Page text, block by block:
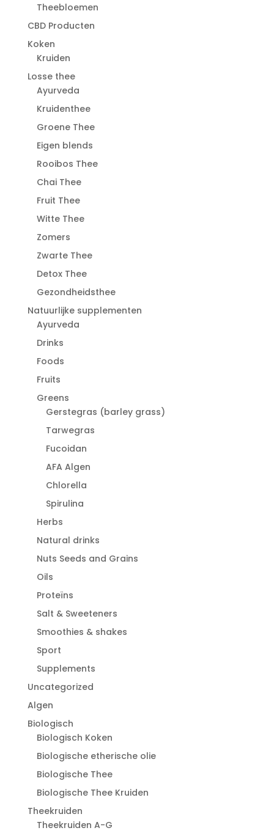
Theebloemen
CBD Producten
Koken
Kruiden
Losse thee
Ayurveda
Kruidenthee
Groene Thee
Eigen blends
Rooibos Thee
Chai Thee
Fruit Thee
Witte Thee
Zomers
Zwarte Thee
Detox Thee
Gezondheidsthee
Natuurlijke supplementen
Ayurveda
Drinks
Foods
Fruits
Greens
Gerstegras (barley grass)
Tarwegras
Fucoidan
AFA Algen
Chlorella
Spirulina
Herbs
Natural drinks
Nuts Seeds and Grains
Oils
Proteïns
Salt & Sweeteners
Smoothies & shakes
Sport
Supplements
Uncategorized
Algen
Biologisch
Biologisch Koken
Biologische etherische olie
Biologische Thee
Biologische Thee Kruiden
Theekruiden
Theekruiden A-G